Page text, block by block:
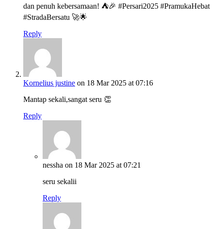
dan penuh kebersamaan! ⛺️🎉 #Persari2025 #PramukaHebat
#StradaBersatu 🚀🌟
Reply
Kornelius justine on 18 Mar 2025 at 07:16
Mantap sekali,sangat seru 👏
Reply
nessha on 18 Mar 2025 at 07:21
seru sekalii
Reply